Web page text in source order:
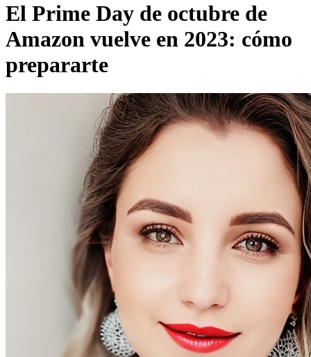
El Prime Day de octubre de
Amazon vuelve en 2023: cómo
prepararte